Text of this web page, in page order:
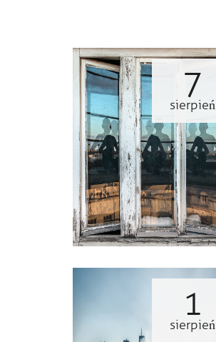
7
sierpień
1
sierpień